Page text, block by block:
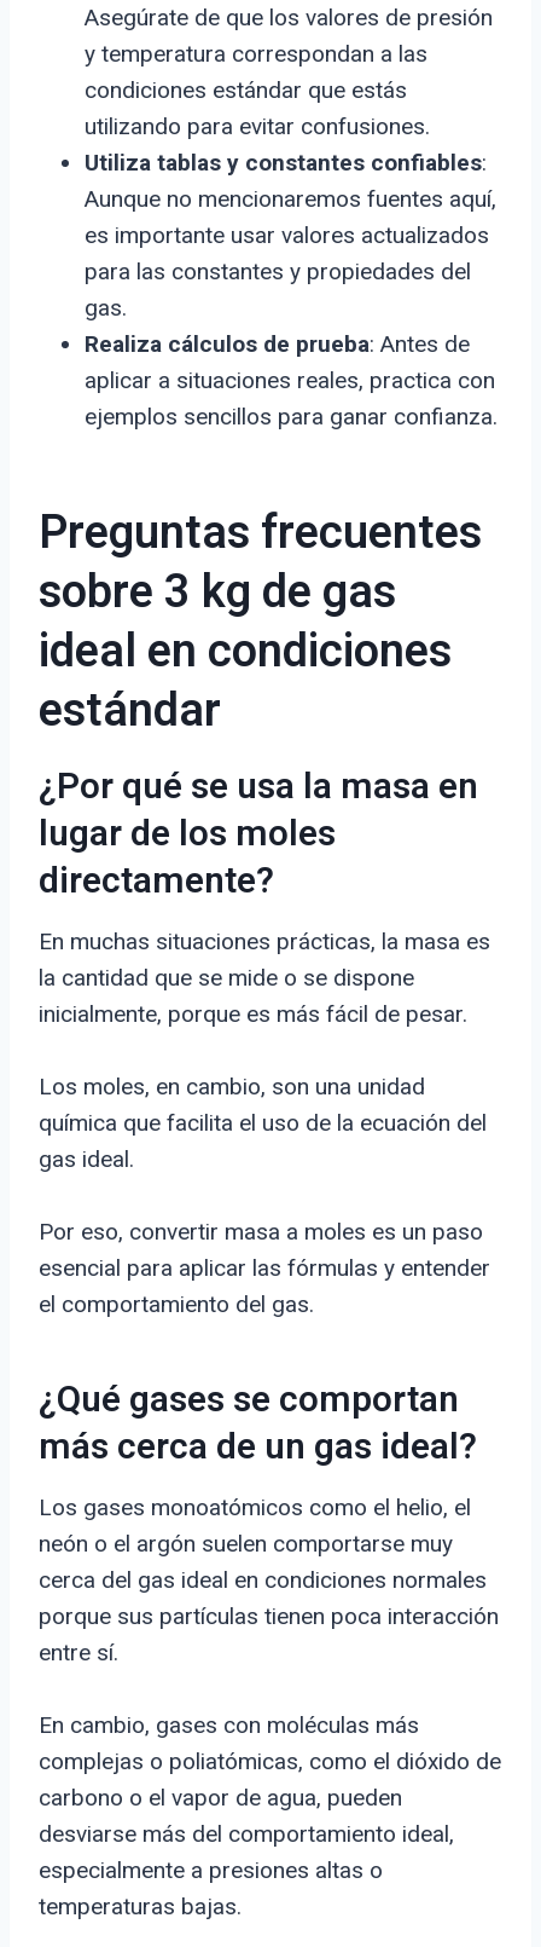
Asegúrate de que los valores de presión
y temperatura correspondan a las
condiciones estándar que estás
utilizando para evitar confusiones.
Utiliza tablas y constantes confiables:
Aunque no mencionaremos fuentes aquí,
es importante usar valores actualizados
para las constantes y propiedades del
gas.
Realiza cálculos de prueba: Antes de
aplicar a situaciones reales, practica con
ejemplos sencillos para ganar confianza.
Preguntas frecuentes
sobre 3 kg de gas
ideal en condiciones
estándar
¿Por qué se usa la masa en
lugar de los moles
directamente?
En muchas situaciones prácticas, la masa es
la cantidad que se mide o se dispone
inicialmente, porque es más fácil de pesar.
Los moles, en cambio, son una unidad
química que facilita el uso de la ecuación del
gas ideal.
Por eso, convertir masa a moles es un paso
esencial para aplicar las fórmulas y entender
el comportamiento del gas.
¿Qué gases se comportan
más cerca de un gas ideal?
Los gases monoatómicos como el helio, el
neón o el argón suelen comportarse muy
cerca del gas ideal en condiciones normales
porque sus partículas tienen poca interacción
entre sí.
En cambio, gases con moléculas más
complejas o poliatómicas, como el dióxido de
carbono o el vapor de agua, pueden
desviarse más del comportamiento ideal,
especialmente a presiones altas o
temperaturas bajas.